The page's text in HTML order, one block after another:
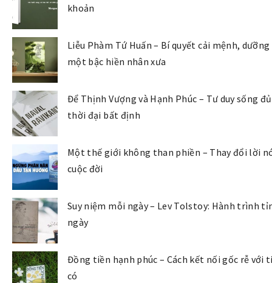
khoản
Liễu Phàm Tứ Huấn – Bí quyết cải mệnh,
một bậc hiền nhân xưa
Để Thịnh Vượng và Hạnh Phúc – Tư duy sống
thời đại bất định
Một thế giới không than phiền – Thay đổi lời
cuộc đời
Suy niệm mỗi ngày – Lev Tolstoy: Hành trình
ngày
Đồng tiền hạnh phúc – Cách kết nối gốc rễ với
có